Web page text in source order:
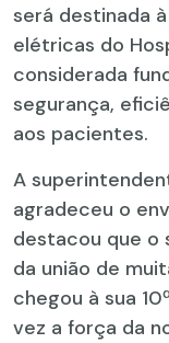
será destinada
elétricas do
considerada
segurança,
aos pacientes.
A
agradeceu o
destacou que o
da união de
chegou à sua
vez a força da